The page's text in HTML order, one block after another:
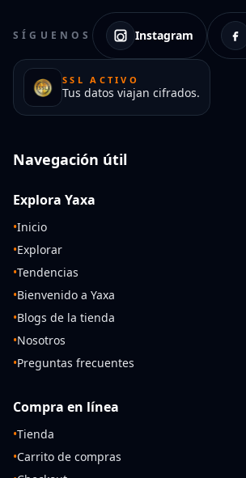
SÍGUENOS Instagram
SSL ACTIVO
Tus datos viajan cifrados.
Navegación útil
Explora Yaxa
•Inicio
•Explorar
•Tendencias
•Bienvenido a Yaxa
•Blogs de la tienda
•Nosotros
•Preguntas frecuentes
Compra en línea
•Tienda
•Carrito de compras